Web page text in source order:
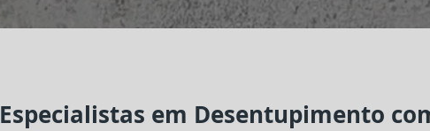
em Desentupimento